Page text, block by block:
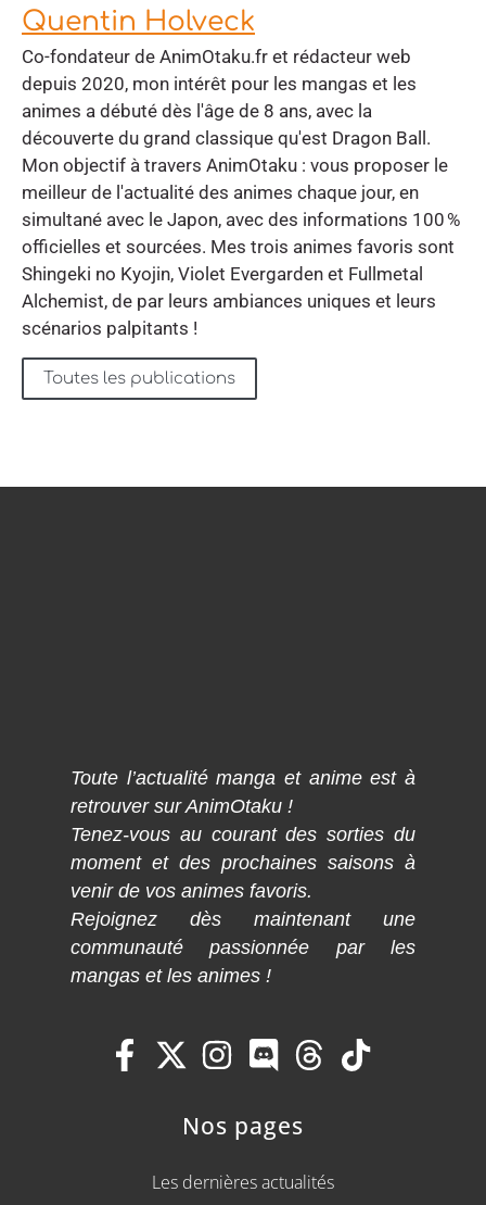
Quentin Holveck
Co-fondateur de AnimOtaku.fr et rédacteur web
depuis 2020, mon intérêt pour les mangas et les
animes a débuté dès l'âge de 8 ans, avec la
découverte du grand classique qu'est Dragon Ball.
Mon objectif à travers AnimOtaku : vous proposer le
meilleur de l'actualité des animes chaque jour, en
simultané avec le Japon, avec des informations 100 %
officielles et sourcées. Mes trois animes favoris sont
Shingeki no Kyojin, Violet Evergarden et Fullmetal
Alchemist, de par leurs ambiances uniques et leurs
scénarios palpitants !
Toutes les publications
Toute l’actualité manga et anime est à
retrouver sur AnimOtaku !
Tenez-vous au courant des sorties du
moment et des prochaines saisons à
venir de vos animes favoris.
Rejoignez dès maintenant une
communauté passionnée par les
mangas et les animes !
Nos pages
Les dernières actualités